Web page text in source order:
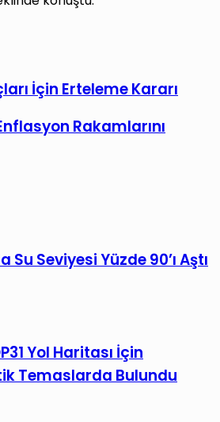
İçin Erteleme Kararı
Rakamlarını
Su Seviyesi Yüzde 90’ı Aştı
Yol Haritası İçin
Temaslarda Bulundu